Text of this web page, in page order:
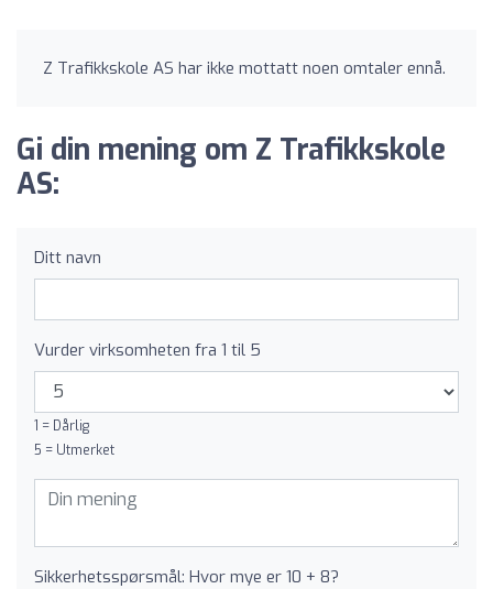
Z Trafikkskole AS har ikke mottatt noen omtaler ennå.
Gi din mening om Z Trafikkskole
AS:
Ditt navn
Vurder virksomheten fra 1 til 5
1 = Dårlig
5 = Utmerket
Sikkerhetsspørsmål: Hvor mye er 10 + 8?